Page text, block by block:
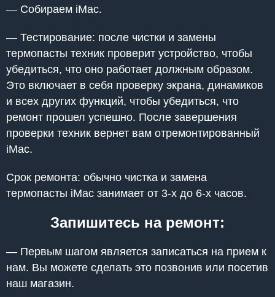
— Собираем iMac.
— Тестирование: после чистки и замены
термопасты техник проверит устройство, чтобы
убедиться, что оно работает должным образом.
Это включает в себя проверку экрана, динамиков
и всех других функций, чтобы убедиться, что
ремонт прошел успешно. После завершения
проверки техник вернет вам отремонтированный
iMac.
Срок ремонта: обычно чистка и замена
термопасты iMac занимает от 3-х до 6-х часов.
Запишитесь на ремонт:
— Первым шагом является записаться на прием к
нам. Вы можете сделать это позвонив или посетив
наш магазин.